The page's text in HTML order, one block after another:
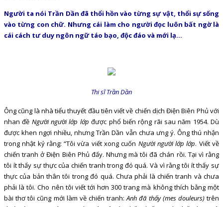
Người ta nói Trần Dần đã thổi hồn vào từng sự vật, thổi sự sống
vào từng con chữ. Nhưng cái làm cho người đọc luôn bất ngờ là
cái cách tư duy ngôn ngữ táo bạo, độc đáo và mới lạ…
Thi sĩ Trần Dần
Ông cũng là nhà tiểu thuyết đầu tiên viết về chiến dịch Điện Biên Phủ với
nhan đề Người người lớp lớp được phổ biến rộng rãi sau năm 1954. Dù
được khen ngợi nhiều, nhưng Trần Dần vẫn chưa ưng ý. Ông thú nhận
trong nhật ký rằng: “Tôi vừa viết xong cuốn Người người lớp lớp. Viết về
chiến tranh ở Điện Biên Phủ đấy. Nhưng mà tôi đã chán rồi. Tại vì rằng
tôi ít thấy sự thực của chiến tranh trong đó quá. Và vì rằng tôi ít thấy sự
thực của bản thân tôi trong đó quá. Chưa phải là chiến tranh và chưa
phải là tôi. Cho nên tôi viết tới hơn 300 trang mà không thích bằng một
bài thơ tôi cũng mới làm về chiến tranh:Anh đã thấy (mes douleurs)trên